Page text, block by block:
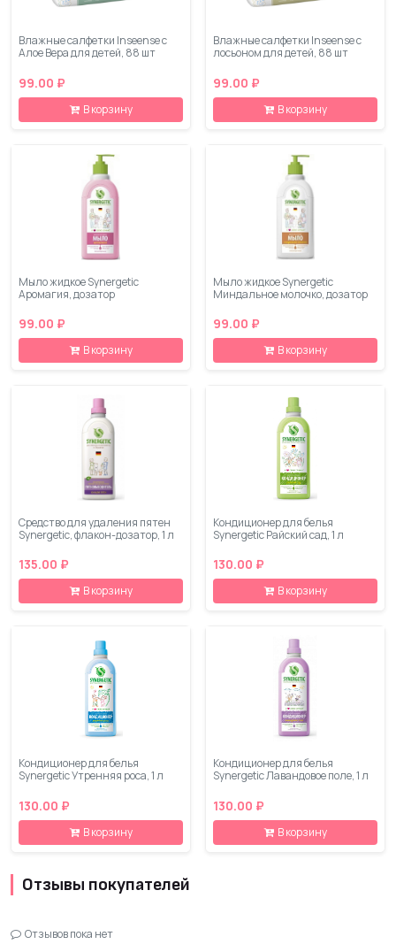
Влажные салфетки Inseense с
Алое Вера для детей, 88 шт
99.00 ₽
В корзину
Влажные салфетки Inseense с
лосьоном для детей, 88 шт
99.00 ₽
В корзину
Мыло жидкое Synergetic
Аромагия, дозатор
99.00 ₽
В корзину
Мыло жидкое Synergetic
Миндальное молочко, дозатор
99.00 ₽
В корзину
Средство для удаления пятен
Synergetic, флакон-дозатор, 1 л
135.00 ₽
В корзину
Кондиционер для белья
Synergetic Райский сад, 1 л
130.00 ₽
В корзину
Кондиционер для белья
Synergetic Утренняя роса, 1 л
130.00 ₽
В корзину
Кондиционер для белья
Synergetic Лавандовое поле, 1 л
130.00 ₽
В корзину
Отзывы покупателей
Отзывов пока нет